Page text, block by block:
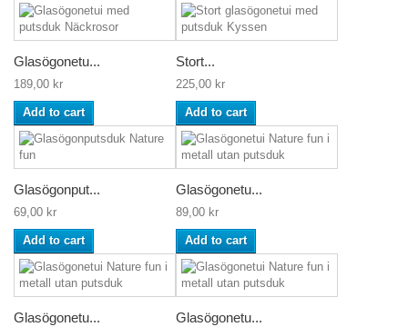
Glasögonetu...
189,00 kr
Add to cart
Stort...
225,00 kr
Add to cart
Glasögonput...
69,00 kr
Add to cart
Glasögonetu...
89,00 kr
Add to cart
Glasögonetu... Glasögonetu...